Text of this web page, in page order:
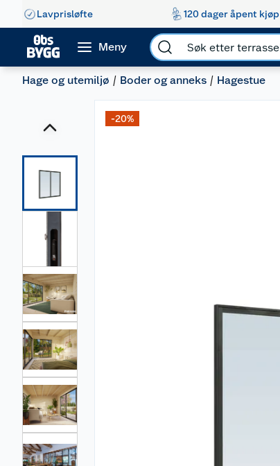
Lavprisløfte 120 dager åpent kjøp
Meny
Hage og utemiljø Boder og anneks Hagestue
-20%